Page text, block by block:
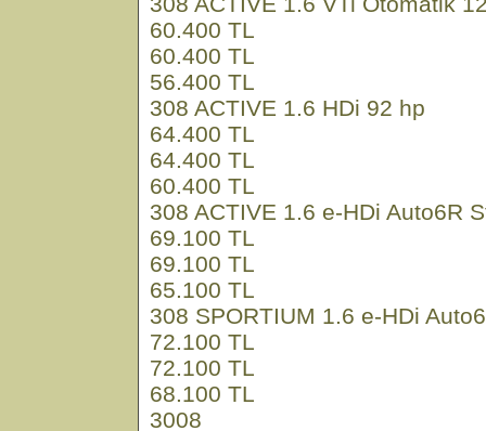
60.400 TL
60.400 TL
56.400 TL
308 ACTIVE 1.6 HDi 92 hp
64.400 TL
64.400 TL
60.400 TL
308 ACTIVE 1.6 e-HDi Auto6R
69.100 TL
69.100 TL
65.100 TL
308 SPORTIUM 1.6 e-HDi
72.100 TL
72.100 TL
68.100 TL
3008